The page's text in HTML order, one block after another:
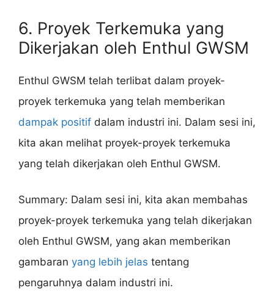
6. Proyek Terkemuka yang
Dikerjakan oleh Enthul GWSM
Enthul GWSM telah terlibat dalam proyek-
proyek terkemuka yang telah memberikan
dampak positif dalam industri ini. Dalam sesi ini,
kita akan melihat proyek-proyek terkemuka
yang telah dikerjakan oleh Enthul GWSM.
Summary: Dalam sesi ini, kita akan membahas
proyek-proyek terkemuka yang telah dikerjakan
oleh Enthul GWSM, yang akan memberikan
gambaran yang lebih jelas tentang
pengaruhnya dalam industri ini.